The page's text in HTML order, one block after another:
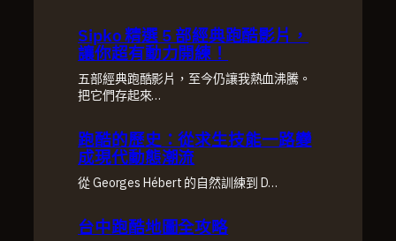
Sipko 精選 5 部經典跑酷影片，
讓你超有動力開練！
五部經典跑酷影片，至今仍讓我熱血沸騰。
把它們存起來…
跑酷的歷史：從求生技能一路變
成現代動態潮流
從 Georges Hébert 的自然訓練到 D…
台中跑酷地圖全攻略